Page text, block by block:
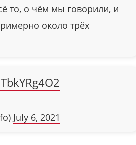
то, о чём мы говорили, и
около трёх
July 6, 2021